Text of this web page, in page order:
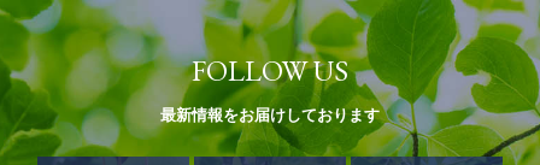
FOLLOW US
最新情報をお届けしております